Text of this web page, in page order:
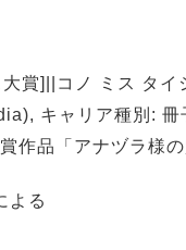
賞]||コノ ミス タイ
キャリア種別:
作品「アナヅラ様
よる